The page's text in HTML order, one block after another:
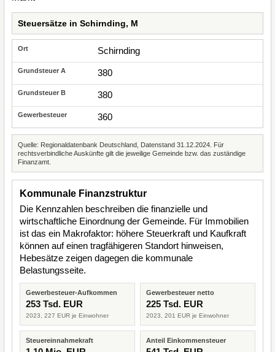
Steuersätze in Schirnding, M
Schirnding
380
380
360
Quelle: Regionaldatenbank Deutschland, Datenstand 31.12.2024. Für
rechtsverbindliche Auskünfte gilt die jeweilige Gemeinde bzw. das zuständige
Finanzamt.
Kommunale Finanzstruktur
Die Kennzahlen beschreiben die finanzielle und
wirtschaftliche Einordnung der Gemeinde. Für Immobilien
ist das ein Makrofaktor: höhere Steuerkraft und Kaufkraft
können auf einen tragfähigeren Standort hinweisen,
Hebesätze zeigen dagegen die kommunale
Belastungsseite.
Gewerbesteuer-Aufkommen
253 Tsd. EUR
2023, 227 EUR je Einwohner
Gewerbesteuer netto
225 Tsd. EUR
2023, 201 EUR je Einwohner
Steuereinnahmekraft Anteil Einkommensteuer